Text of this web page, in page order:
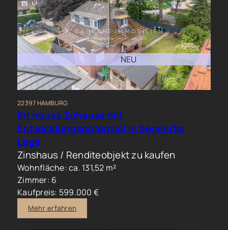
NEU
22397 HAMBURG
Ihr neues Zuhause mit
Entwicklungspotenzial in begehrter
Lage
Zinshaus / Renditeobjekt zu kaufen
Wohnfläche: ca. 131,52 m²
Zimmer: 6
Kaufpreis: 599.000 €
Mehr erfahren